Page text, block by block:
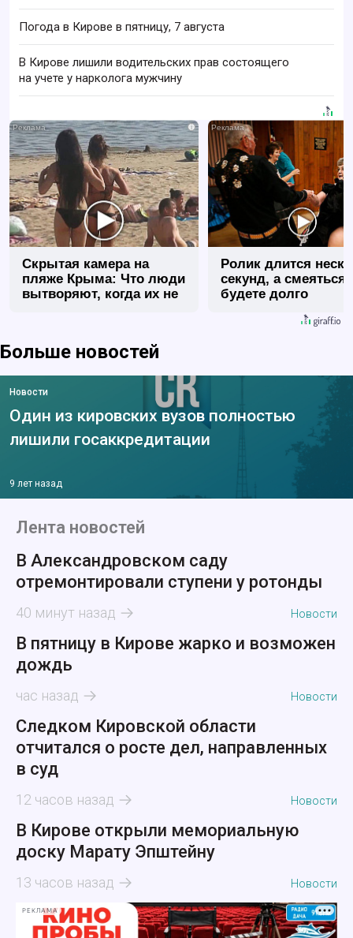
Погода в Кирове в пятницу, 7 августа
В Кирове лишили водительских прав состоящего
на учете у нарколога мужчину
i
Скрытая камера на
пляже Крыма: Что люди
вытворяют, когда их не
Ролик длится
секунд, а смеяться
будете долго
Больше новостей
Новости
Один из кировских вузов полностью
лишили госаккредитации
9 лет назад
Лента новостей
В Александровском саду
отремонтировали ступени у ротонды
40 минут назад Новости
В пятницу в Кирове жарко и возможен
дождь
час назад Новости
Следком Кировской области
отчитался о росте дел, направленных
в суд
12 часов назад Новости
В Кирове открыли мемориальную
доску Марату Эпштейну
13 часов назад Новости
РЕКЛАМА